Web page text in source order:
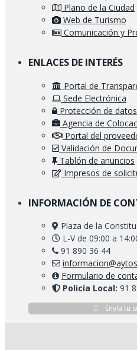
Plano de la Ciudad
Web de Turismo
Comunicación y
ENLACES DE INTERÉS
Portal de
Sede Electrónica
Protección de datos
Agencia de
Portal del
Validación de
Tablón de anuncios
Impresos de
INFORMACIÓN DE
Plaza de la
L-V de 09:00 a
91 890 36 44
Formulario de
Policía Local: 91
Envía tu